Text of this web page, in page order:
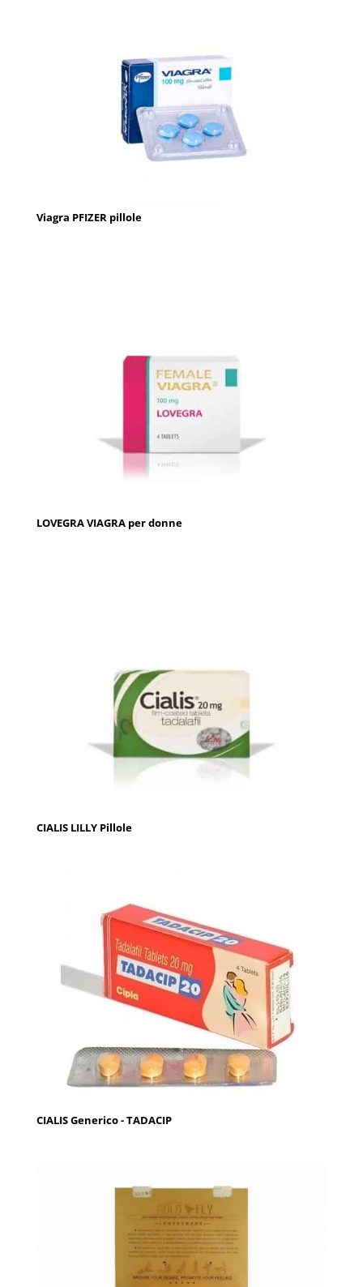
Viagra PFIZER pillole
LOVEGRA VIAGRA per donne
CIALIS LILLY Pillole
CIALIS Generico - TADACIP